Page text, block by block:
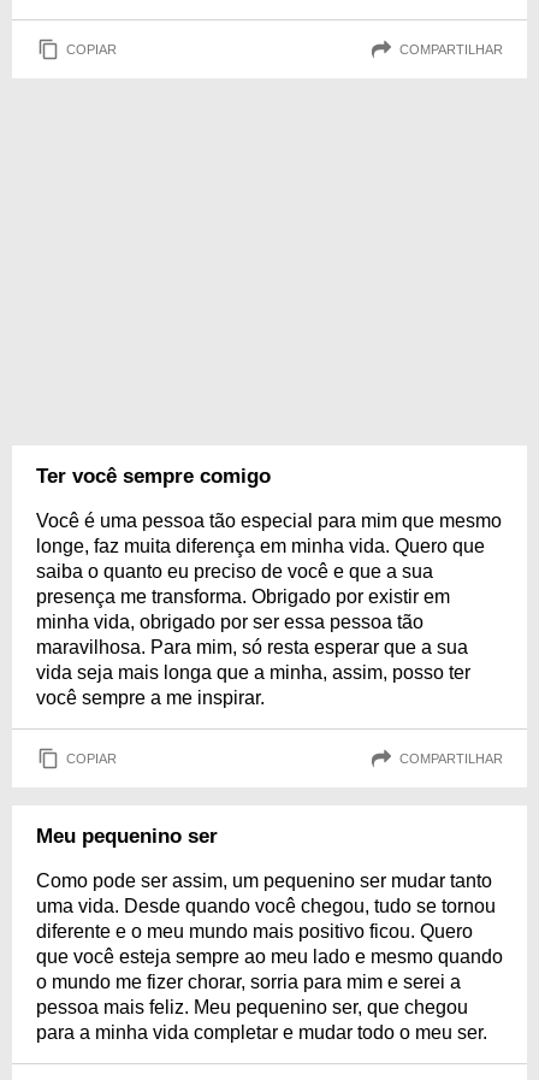
COPIAR COMPARTILHAR
Ter você sempre comigo
Você é uma pessoa tão especial para mim que mesmo
longe, faz muita diferença em minha vida. Quero que
saiba o quanto eu preciso de você e que a sua
presença me transforma. Obrigado por existir em
minha vida, obrigado por ser essa pessoa tão
maravilhosa. Para mim, só resta esperar que a sua
vida seja mais longa que a minha, assim, posso ter
você sempre a me inspirar.
COPIAR COMPARTILHAR
Meu pequenino ser
Como pode ser assim, um pequenino ser mudar tanto
uma vida. Desde quando você chegou, tudo se tornou
diferente e o meu mundo mais positivo ficou. Quero
que você esteja sempre ao meu lado e mesmo quando
o mundo me fizer chorar, sorria para mim e serei a
pessoa mais feliz. Meu pequenino ser, que chegou
para a minha vida completar e mudar todo o meu ser.